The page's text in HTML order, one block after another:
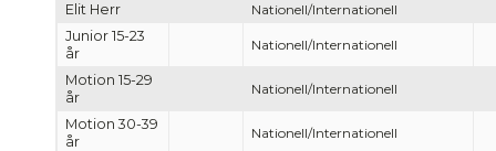
Elit Herr
Nationell/Internationell
Junior 15-23
år
Nationell/Internationell
Motion 15-29
år
Nationell/Internationell
Motion 30-39
år
Nationell/Internationell